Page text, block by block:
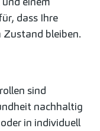
dass Ihre
bleiben.
sind
nachhaltig
in individuell